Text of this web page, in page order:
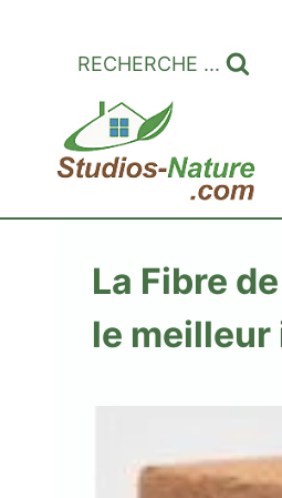
RECHERCHE ...
La Fibre
le